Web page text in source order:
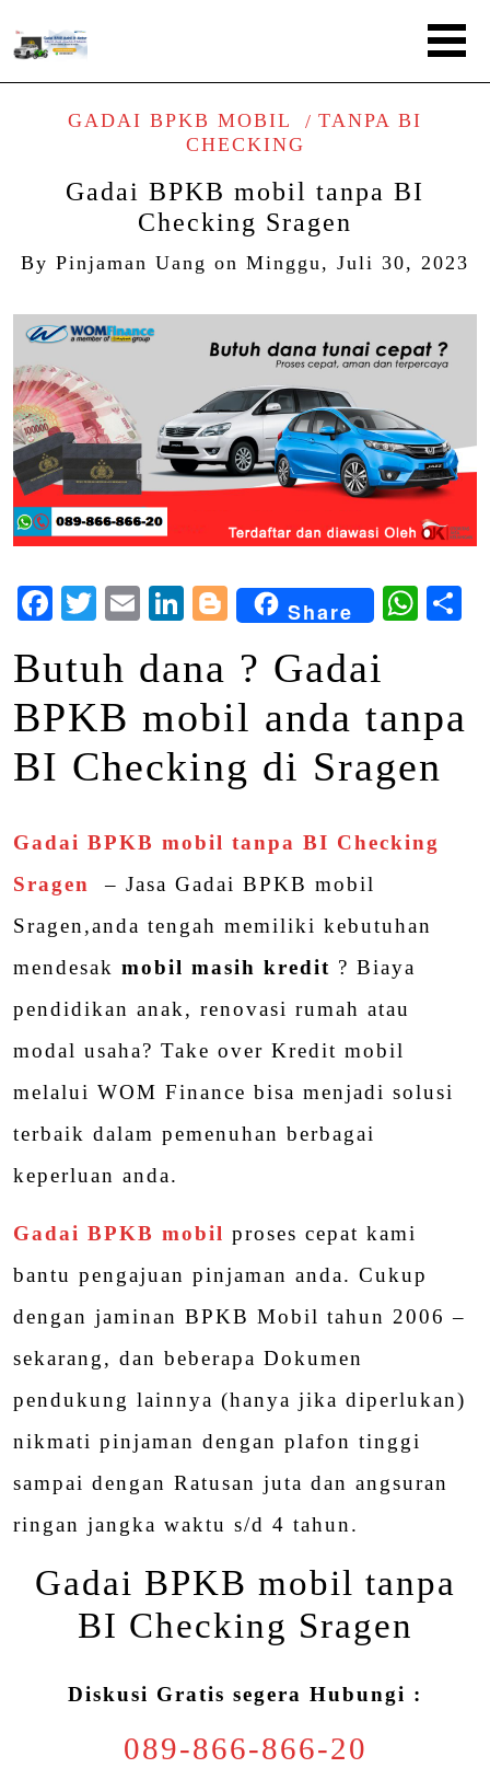
GADAI BPKB MOBIL
TANPA BI
CHECKING
Gadai BPKB mobil tanpa BI
Checking Sragen
By Pinjaman Uang on Minggu, Juli 30, 2023
Facebook
Twitter
EmailLinkedIn
Blogger
Share
Butuh dana ? Gadai
BPKB mobil anda tanpa
BI Checking di Sragen
Gadai BPKB mobil tanpa BI Checking
Sragen
– Jasa Gadai BPKB mobil
Sragen,anda tengah memiliki kebutuhan
mendesak mobil masih kredit ? Biaya
pendidikan anak, renovasi rumah atau
modal usaha? Take over Kredit mobil
melalui WOM Finance bisa menjadi solusi
terbaik dalam pemenuhan berbagai
keperluan anda.
Gadai BPKB mobil proses cepat kami
bantu pengajuan pinjaman anda. Cukup
dengan jaminan BPKB Mobil tahun 2006 –
sekarang, dan beberapa Dokumen
pendukung lainnya (hanya jika diperlukan)
nikmati pinjaman dengan plafon tinggi
sampai dengan Ratusan juta dan angsuran
ringan jangka waktu s/d 4 tahun.
Gadai BPKB mobil tanpa
BI Checking Sragen
Diskusi Gratis segera Hubungi :
089-866-866-20